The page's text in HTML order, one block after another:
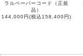
ラルペーパーコード（正規
品）
144,000円(税込158,400円)